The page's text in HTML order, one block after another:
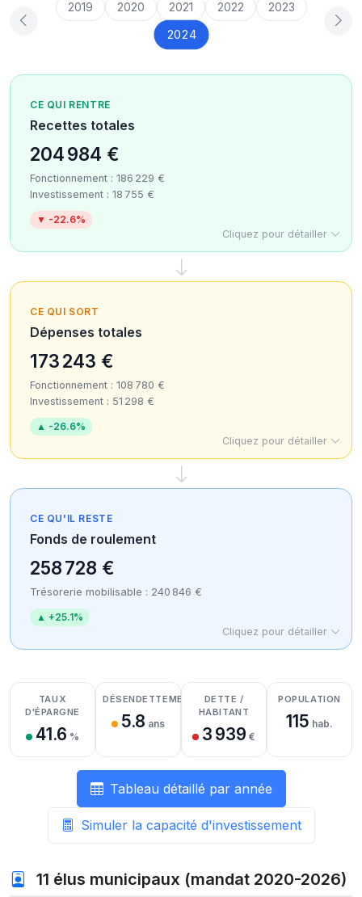
2019 2020 2021 2022 2023
2024
CE QUI RENTRE
Recettes totales
204 984 €
Fonctionnement : 186 229 €
Investissement : 18 755 €
▼ -22.6%
Cliquez pour détailler
CE QUI SORT
Dépenses totales
173 243 €
Fonctionnement : 108 780 €
Investissement : 51 298 €
▲ -26.6%
Cliquez pour détailler
CE QU'IL RESTE
Fonds de roulement
258 728 €
Trésorerie mobilisable : 240 846 €
▲ +25.1%
Cliquez pour détailler
Détail des recettes
Détail des dépenses
Détail de la trésorerie
TAUX
D'ÉPARGNE
41.6 %
DÉSENDETTEMENT
5.8 ans
DETTE /
HABITANT
3 939 €
POPULATION
115 hab.
Tableau détaillé par année
Simuler la capacité d'investissement
11 élus municipaux (mandat 2020-2026)